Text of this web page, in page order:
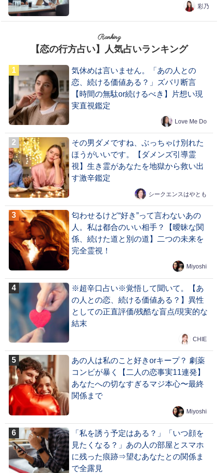
彩乃
Ranking
【恋の行方占い】人気占いランキング
気休めは言いません。「あの人との
恋、続ける価値ある？」ズバリ断言
【時間の無駄or続けるべき】片想い現
実直視鑑定
Love Me Do
その男ダメですね、ぶっちゃけ別れた
ほうがいいです。【ダメンズ引導霊
視】生き霊があなたを地獄から救い出
す激辛鑑定
シークエンスはやとも
匂わせるけど“好き”って言わないあの
人。私は都合のいい相手？【曖昧な関
係、続けた道と別の道】二つの未来を
完全霊視！
Miyoshi
※超辛口占い※覚悟して聞いて。【あ
の人との恋、続ける価値ある？】異性
としての正直評価/残酷な盲点/現実的な
結末
CHIE
あの人は私のこと好きorキープ？ 劇薬
コンビが暴く【二人の恋事実11連発】
あなたへの切なすぎるマジ本心〜最終
関係まで
Miyoshi
「私を誘う予定はある？」「いつ顔を
見たくなる？」あの人の部屋とスマホ
に残った痕跡⇒望むあなたとの関係ま
で全露見